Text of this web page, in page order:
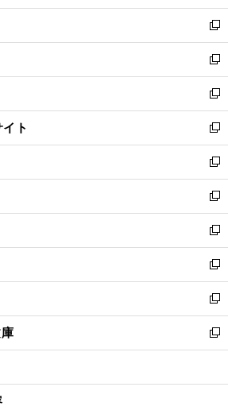
開
く
ウ
で
開
く
ン
ド
ウ
で
開
く
ウ
ィ
ン
ド
ウ
で
開
く
新
し
い
ウ
ィ
ン
ド
ウ
で
開
く
新
し
い
ウ
ィ
ン
ド
ウ
で
開
く
新
し
い
ウ
ィ
ン
ド
ウ
で
開
く
ト
新
し
い
ウ
ィ
ン
ド
ウ
で
開
く
新
し
い
ウ
ィ
ン
ド
ウ
で
開
く
新
し
い
ウ
ィ
ン
ド
ウ
で
開
新
し
い
ウ
ィ
ン
ド
ウ
開
新
し
い
ウ
ィ
ン
ウ
新
し
い
ウ
ン
新
し
ウ